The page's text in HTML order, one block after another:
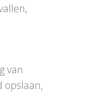
van
opslaan,